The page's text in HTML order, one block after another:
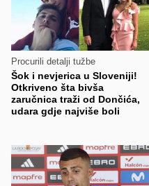
Procurili detalji tužbe
Šok i nevjerica u Sloveniji!
Otkriveno šta bivša
zaručnica traži od Dončića,
udara gdje najviše boli